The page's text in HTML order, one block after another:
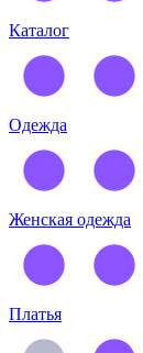
Каталог
Одежда
Женская одежда
Платья